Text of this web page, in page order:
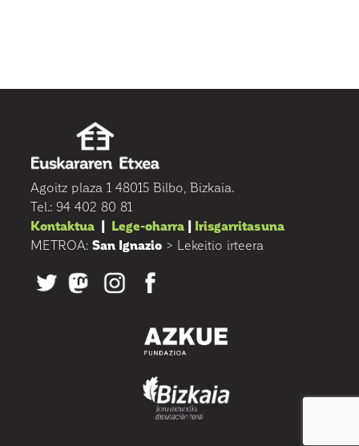
Agoitz plaza 1 48015 Bilbo, Bizkaia.
Tel.: 94 402 80 81
Kontaktua | Lege-oharra | Irisgarritasuna
METROA: San Ignazio > Lekeitio irteera